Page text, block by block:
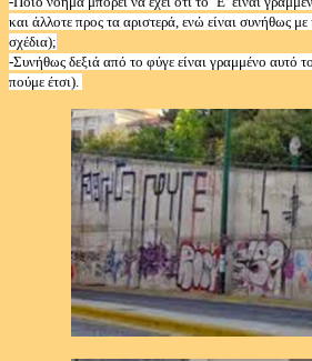
και άλλοτε προς τα αριστερά, ενώ είναι συνήθως
σχέδια);
-Συνήθως δεξιά από το φύγε είναι γραμμένο αυτό
πούμε έτσι).